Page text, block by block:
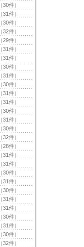
（30件）
（31件）
（30件）
（32件）
（29件）
（31件）
（31件）
（30件）
（31件）
（30件）
（31件）
（31件）
（30件）
（31件）
（30件）
（32件）
（28件）
（31件）
（31件）
（30件）
（31件）
（30件）
（31件）
（31件）
（30件）
（31件）
（30件）
（32件）